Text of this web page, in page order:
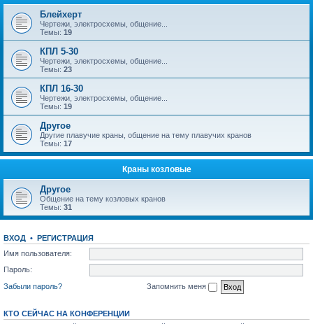
Блейхерт
Чертежи, электросхемы, общение...
Темы: 19
КПЛ 5-30
Чертежи, электросхемы, общение...
Темы: 23
КПЛ 16-30
Чертежи, электросхемы, общение...
Темы: 19
Другое
Другие плавучие краны, общение на тему плавучих кранов
Темы: 17
Краны козловые
Другое
Общение на тему козловых кранов
Темы: 31
ВХОД • РЕГИСТРАЦИЯ
Имя пользователя:
Пароль:
Забыли пароль?
Запомнить меня
КТО СЕЙЧАС НА КОНФЕРЕНЦИИ